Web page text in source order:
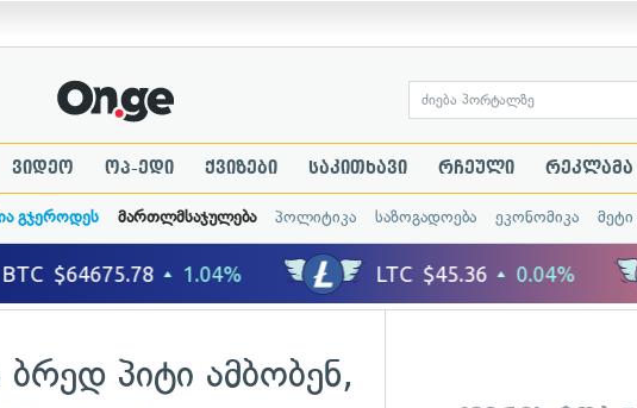
ვიდეო ოპ-ედი ქვიზები საკითხავი რჩეული რეკლამა
გჯეროდეს მართლმსაჯულება პოლიტიკა საზოგადოება ეკონომიკა მეტი
პიტი ამბობენ,